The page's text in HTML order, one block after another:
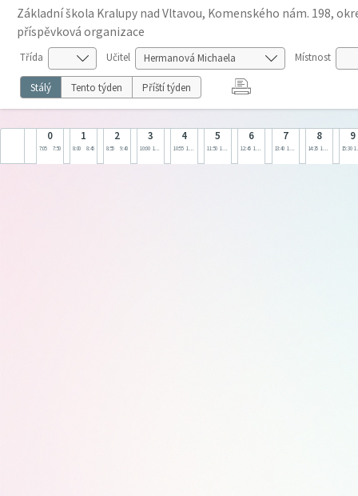
Základní škola Kralupy nad Vltavou, Komenského nám. 198,
příspěvková organizace
Třída Učitel Místnost
Stálý Tento týden Příští týden
0
7:05 7:50
1
8:00 8:45
2
8:55 9:40
3
10:00 10:45
4
10:55 11:40
5
11:50 12:35
6
12:45 13:30
7
13:40 14:25
8
14:35 15:20
9
15:30